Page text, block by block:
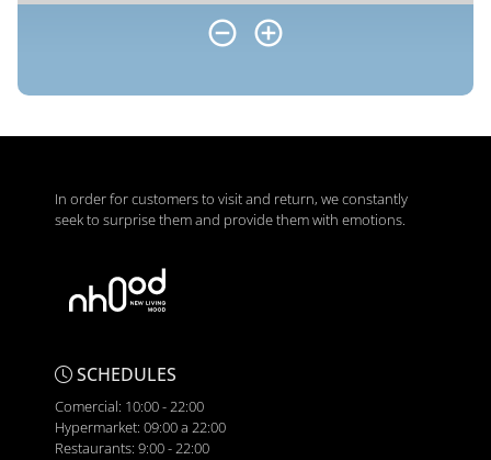
In order for customers to visit and return, we constantly
seek to surprise them and provide them with emotions.
SCHEDULES
Comercial: 10:00 - 22:00
Hypermarket: 09:00 a 22:00
Restaurants: 9:00 - 22:00